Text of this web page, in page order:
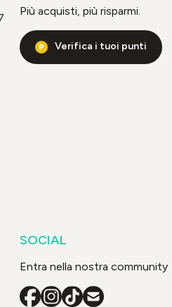
Più acquisti, più risparmi.
Verifica i tuoi punti
SOCIAL
Entra nella nostra community